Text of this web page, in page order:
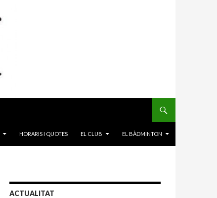
HORARIS I QUOTES EL CLUB EL BÀDMINTON
ACTUALITAT